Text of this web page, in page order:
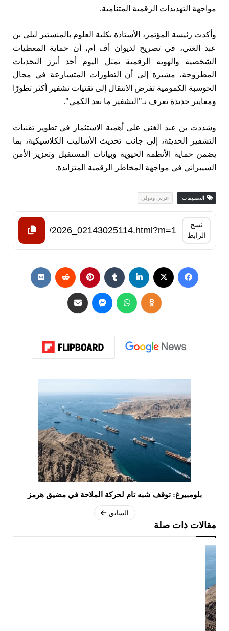
مواجهة التهديدات الرقمية المتنامية.
وأكدت رئيسة المؤتمر، الأستاذة بكلية العلوم بالمنستير ليلى بن
عبد الغني، في تصريح لديوان أف أم، أن حماية المعطيات
الشخصية والهوية الرقمية تمثل اليوم أحد أبرز التحديات
المطروحة، مشيرة إلى أن التطورات المتسارعة في مجال
الحوسبة الكمومية تفرض الانتقال إلى تقنيات تشفير أكثر تطورًا
ومعايير جديدة تعرف بـ"التشفير ما بعد الكمي".
وشددت بن عبد الغني على أهمية الاستثمار في تطوير تقنيات
التشفير الحديثة، إلى جانب تحديث الأساليب الكلاسيكية، بما
يضمن حماية الأنظمة الحيوية وبيانات المستقبل وتعزيز الأمن
السيبراني في مواجهة المخاطر الرقمية المتزايدة.
التصنيفات: عربي ودولي
نسخ
الرابط
بلومبيرغ: توقف شبه تام لحركة الملاحة في مضيق هرمز
السابق
مقالات ذات صلة